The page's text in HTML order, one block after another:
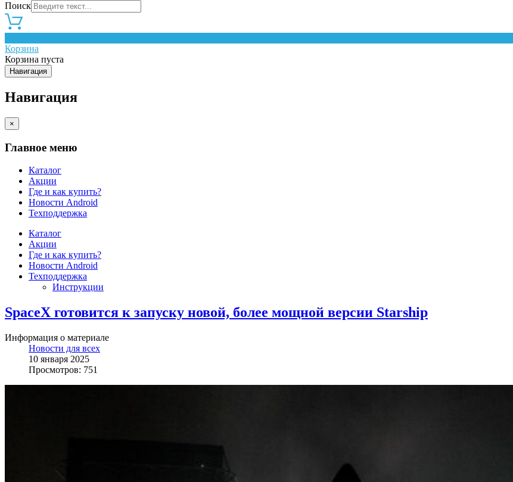
Поиск
Корзина
Корзина пуста
Навигация
Навигация
×
Главное меню
Каталог
Акции
Где и как купить?
Новости Android
Техподдержка
Каталог
Акции
Где и как купить?
Новости Android
Техподдержка
Инструкции
SpaceX готовится к запуску новой, более мощной версии Starship
Информация о материале
Новости для всех
10 января 2025
Просмотров: 751